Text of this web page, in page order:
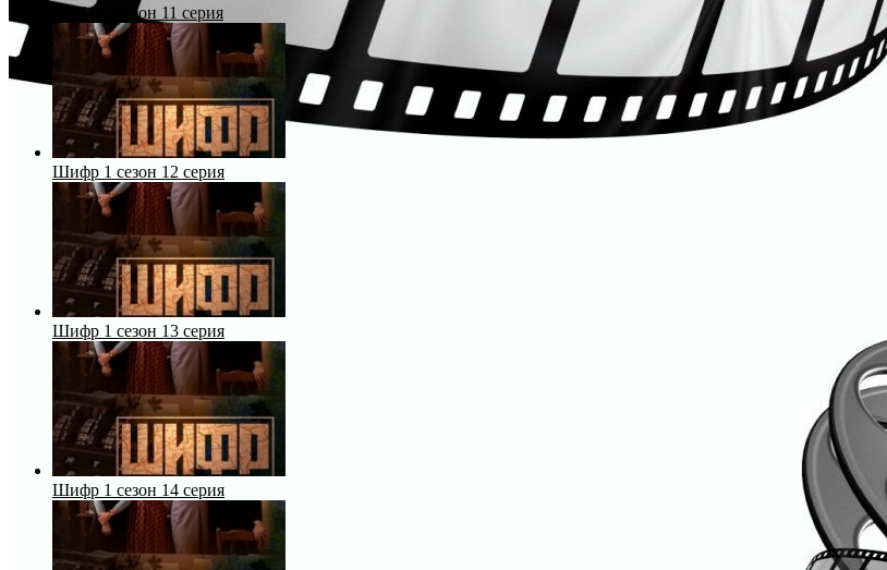
Шифр 1 сезон 11 серия
Шифр 1 сезон 12 серия
Шифр 1 сезон 13 серия
Шифр 1 сезон 14 серия